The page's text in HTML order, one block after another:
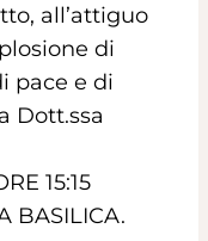
all’attiguo
di
pace e di
Dott.ssa
15:15
BASILICA.